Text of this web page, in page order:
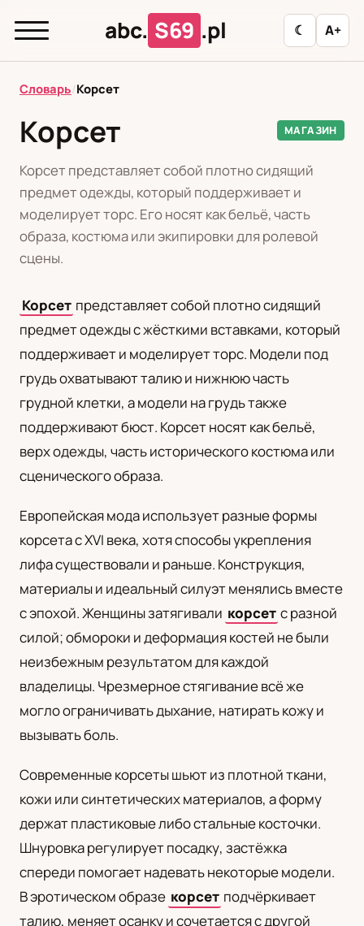
abc. S69 .pl ☾ A+
А
Л
М Н О П Р С Т
У
Ф
Ц Ш Э
Polski
RU
Русский
Українська
Словарь/Корсет
Корсет МАГАЗИН
Корсет представляет собой плотно сидящий
предмет одежды, который поддерживает и
моделирует торс. Его носят как бельё, часть
образа, костюма или экипировки для ролевой
сцены.
Корсет представляет собой плотно сидящий
предмет одежды с жёсткими вставками, который
поддерживает и моделирует торс. Модели под
грудь охватывают талию и нижнюю часть
грудной клетки, а модели на грудь также
поддерживают бюст. Корсет носят как бельё,
верх одежды, часть исторического костюма или
сценического образа.
Европейская мода использует разные формы
корсета с XVI века, хотя способы укрепления
лифа существовали и раньше. Конструкция,
материалы и идеальный силуэт менялись вместе
с эпохой. Женщины затягивали корсет с разной
силой; обмороки и деформация костей не были
неизбежным результатом для каждой
владелицы. Чрезмерное стягивание всё же
могло ограничивать дыхание, натирать кожу и
вызывать боль.
Современные корсеты шьют из плотной ткани,
кожи или синтетических материалов, а форму
держат пластиковые либо стальные косточки.
Шнуровка регулирует посадку, застёжка
спереди помогает надевать некоторые модели.
В эротическом образе корсет подчёркивает
талию, меняет осанку и сочетается с другой